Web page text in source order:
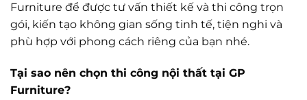
Furniture để được tư vấn thiết kế và thi công trọn
gói, kiến tạo không gian sống tinh tế, tiện nghi và
phù hợp với phong cách riêng của bạn nhé.
Tại sao nên chọn thi công nội thất tại GP
Furniture?